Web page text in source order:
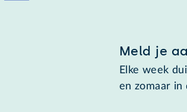
Meld je
Elke week
en zomaar in